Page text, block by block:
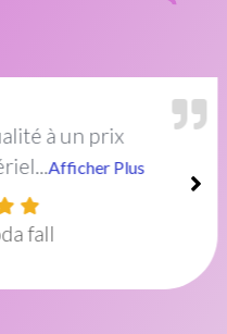
!Le cadre est
Afficher Plus